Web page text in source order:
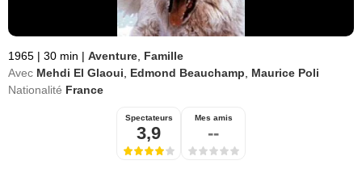
1965 | 30 min | Aventure Famille
Avec Mehdi El Glaoui Edmond Beauchamp
Maurice Poli
Nationalité France
Spectateurs
3,9
Mes amis
--